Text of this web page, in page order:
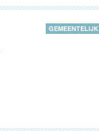
GEMEENTELIJK